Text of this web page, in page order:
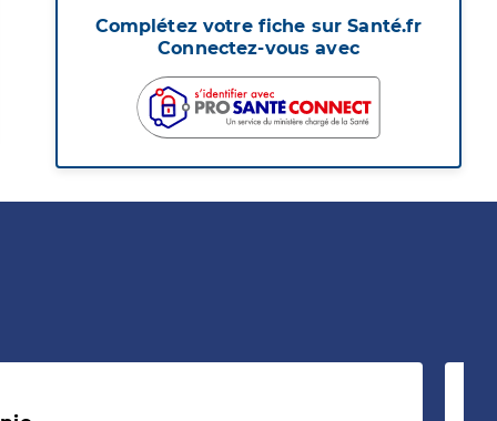
Complétez votre fiche sur Santé.fr
Connectez-vous avec